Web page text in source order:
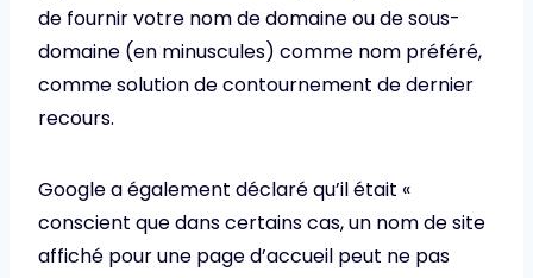
de fournir votre nom de domaine ou de sous-
domaine (en minuscules) comme nom préféré,
comme solution de contournement de dernier
recours.
Google a également déclaré qu’il était «
conscient que dans certains cas, un nom de site
affiché pour une page d’accueil peut ne pas